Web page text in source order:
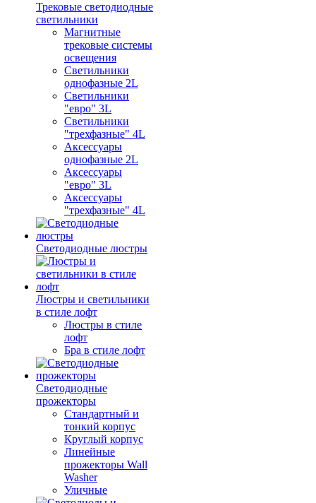
Трековые светодиодные
светильники
Магнитные
трековые системы
освещения
Светильники
однофазные 2L
Светильники
"евро" 3L
Светильники
"трехфазные" 4L
Аксессуары
однофазные 2L
Аксессуары
"евро" 3L
Аксессуары
"трехфазные" 4L
Светодиодные люстры
Люстры и светильники
в стиле лофт
Люстры в стиле
лофт
Бра в стиле лофт
Светодиодные
прожекторы
Стандартный и
тонкий корпус
Круглый корпус
Линейные
прожекторы Wall
Washer
Уличные